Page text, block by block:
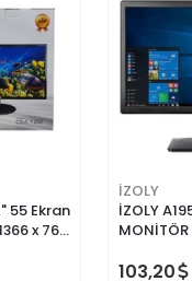
55 Ekran
x 768
İZOLY
İZOLY
MONİTÖR
103,20